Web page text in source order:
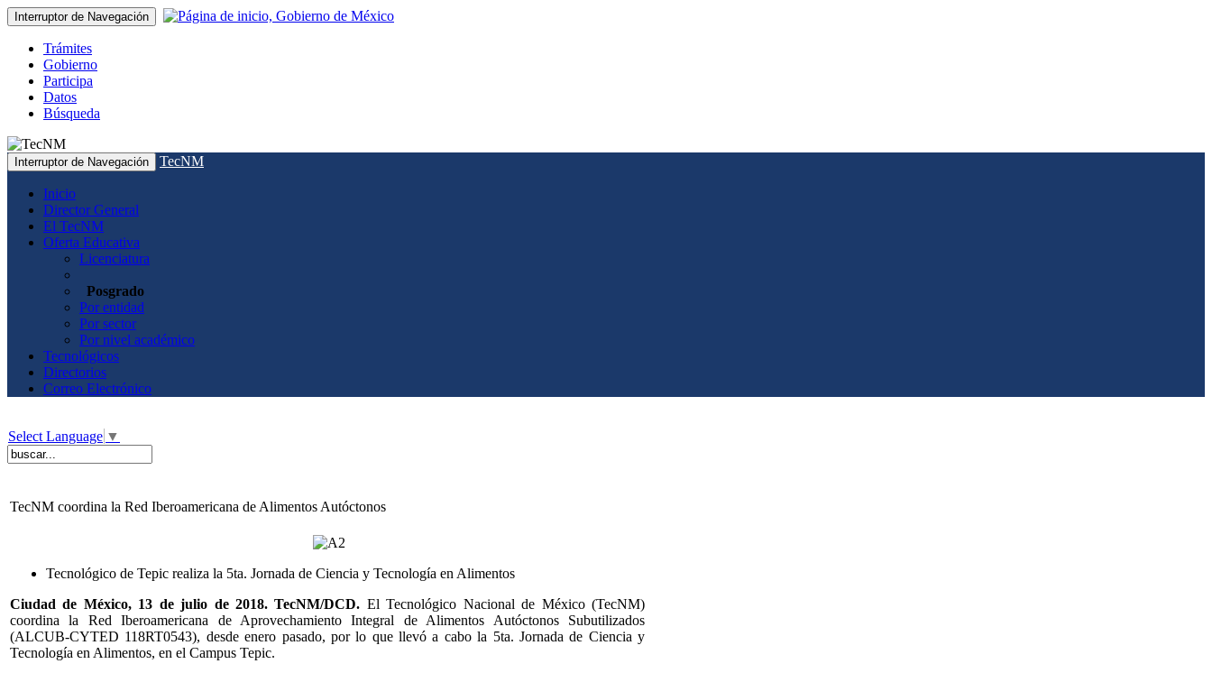
Interruptor de Navegación
Trámites
Gobierno
Participa
Datos
Búsqueda
Interruptor de Navegación TecNM
Inicio
Director General
El TecNM
Oferta Educativa
Licenciatura
Posgrado
Por entidad
Por sector
Por nivel académico
Tecnológicos
Directorios
Correo Electrónico
Select Language ▼
TecNM coordina la Red Iberoamericana de Alimentos Autóctonos
Tecnológico de Tepic realiza la 5ta. Jornada de Ciencia y Tecnología en Alimentos
Ciudad de México, 13 de julio de 2018. TecNM/DCD. El Tecnológico Nacional de México (TecNM)
coordina la Red Iberoamericana de Aprovechamiento Integral de Alimentos Autóctonos Subutilizados
(ALCUB-CYTED 118RT0543), desde enero pasado, por lo que llevó a cabo la 5ta. Jornada de Ciencia y
Tecnología en Alimentos, en el Campus Tepic.